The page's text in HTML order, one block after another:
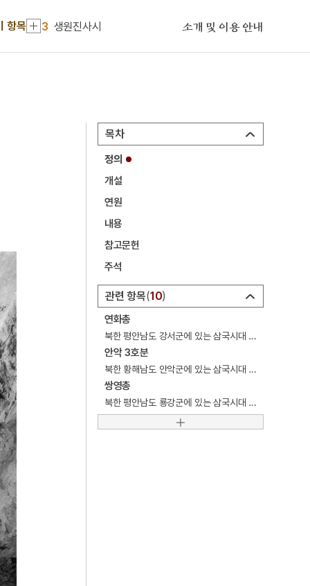
항목
3 생원진사시
4 성변측후단자
성변측후단자
소개 및 이용 안내
목차
정의
개설
연원
내용
참고문헌
주석
관련 항목 10
연화총
북한 평안남도 강서군에 있는 삼국시대 고구려의 삼족오 · 연꽃무늬 관련 벽화무덤. 횡혈식석실분.
안악 3호분
북한 황해남도 안악군에 있는 삼국시대 고구려의 무악도 · 대행렬도 관련 벽화무덤. 횡혈식석실분.
쌍영총
북한 평안남도 룡강군에 있는 삼국시대 고구려의 인물풍속도 · 사신도 관련 벽화무덤. 횡혈식석실분.